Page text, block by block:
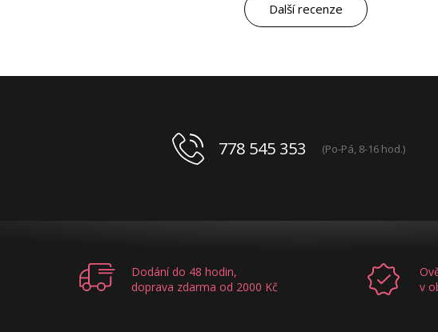
Další recenze
778 545 353 (Po-Pá, 8-16 hod.)
Dodání do 48 hodin,
doprava zdarma od 2000 Kč
v